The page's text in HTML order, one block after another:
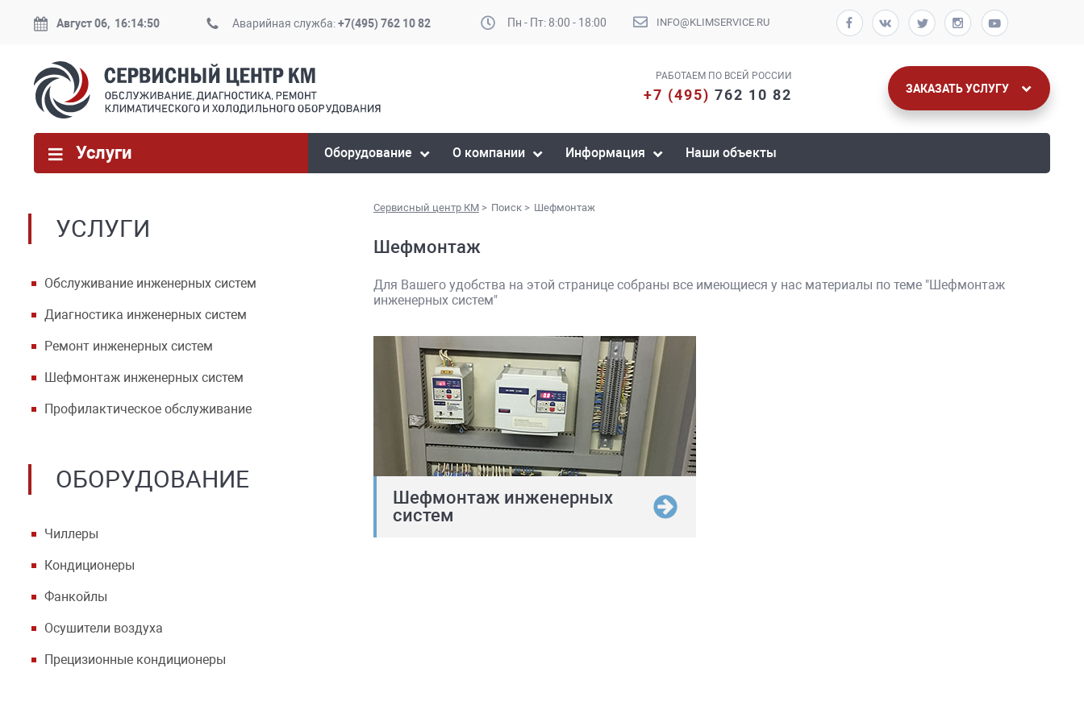
Август 06, 16:14:50 Аварийная служба:+7(495) 762 10 82 Пн - Пт: 8:00 - 18:00 INFO@KLIMSERVICE.RU
ЗАКАЗАТЬ УСЛУГУ
РАБОТАЕМ ПО ВСЕЙ РОССИИ
+7 (495) 762 10 82
Услуги Оборудование О компании Информация Наши объекты
Сервисный центр КМ > Поиск > Шефмонтаж
Шефмонтаж
Для Вашего удобства на этой странице собраны все имеющиеся у нас материалы по теме "Шефмонтаж
инженерных систем"
Шефмонтаж инженерных
систем
УСЛУГИ
Обслуживание инженерных систем
Диагностика инженерных систем
Ремонт инженерных систем
Шефмонтаж инженерных систем
Профилактическое обслуживание
ОБОРУДОВАНИЕ
Чиллеры
Кондиционеры
Фанкойлы
Осушители воздуха
Прецизионные кондиционеры